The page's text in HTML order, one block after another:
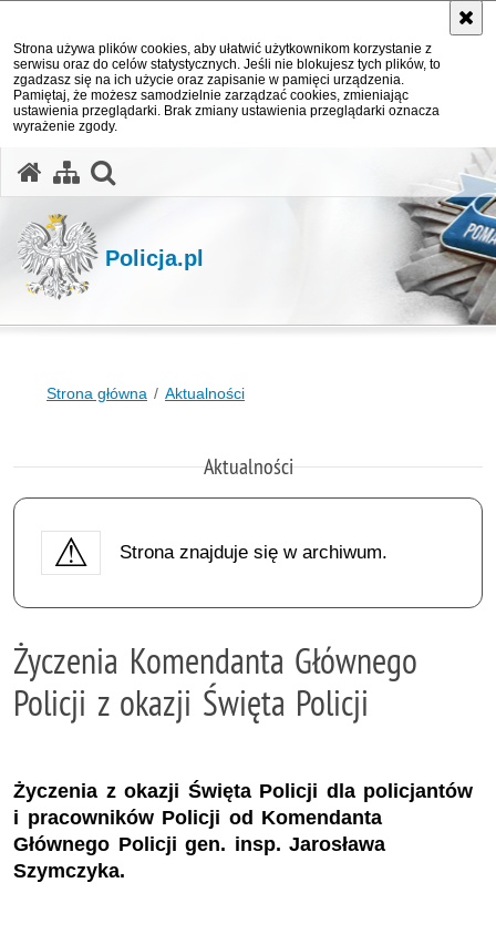
Strona używa plików cookies, aby ułatwić użytkownikom korzystanie z
serwisu oraz do celów statystycznych. Jeśli nie blokujesz tych plików, to
zgadzasz się na ich użycie oraz zapisanie w pamięci urządzenia.
Pamiętaj, że możesz samodzielnie zarządzać cookies, zmieniając
ustawienia przeglądarki. Brak zmiany ustawienia przeglądarki oznacza
wyrażenie zgody.
Policja.pl
Strona główna Aktualności
Aktualności
Strona znajduje się w archiwum.
Życzenia Komendanta Głównego
Policji z okazji Święta Policji
Życzenia z okazji Święta Policji dla policjantów
i pracowników Policji od Komendanta
Głównego Policji gen. insp. Jarosława
Szymczyka.